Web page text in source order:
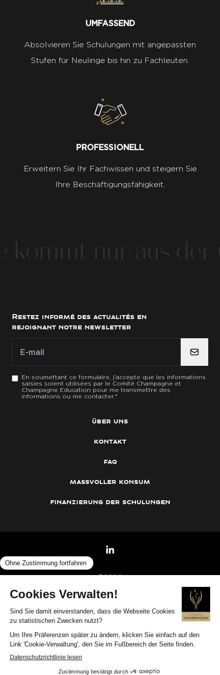
UMFASSEND
Absolvieren Sie Schulungen mit angepassten
Stufen für Neulinge bis hin zu Fachleuten.
PROFESSIONELL
Erweitern Sie Ihr Fachwissen und steigern Sie
Ihre Beschäftigungsfähigkeit.
Restez informé des actualités en
rejoignant notre newsletter
En soumettant ce formulaire, j'accepte que les informations
saisies soient utilisées par le Comité Champagne et
Champagne Education pour me transmettre des
informations ou me contacter.*
über uns
kontakt
faq
maßvoller konsum
finanzierung der schulungen
©2026
Concours Champagne Spécialiste
Daten
—
www.champagne.fr
Made with love by Studio Meta
Alkoholmissbrauch schadet Ihrer Gesundheit. Genießen Sie also in